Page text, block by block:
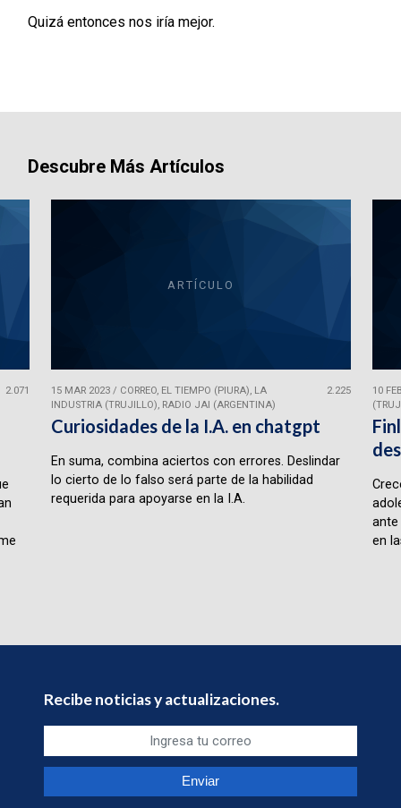
Quizá entonces nos iría mejor.
Descubre Más Artículos
2.071
ARTÍCULO
15 MAR 2023/ CORREO, EL TIEMPO (PIURA), LA
INDUSTRIA (TRUJILLO), RADIO JAI (ARGENTINA)
2.225
Curiosidades de la I.A. en chatgpt
En suma, combina aciertos con errores. Deslindar
lo cierto de lo falso será parte de la habilidad
requerida para apoyarse en la I.A.
10
en
Recibe noticias y actualizaciones.